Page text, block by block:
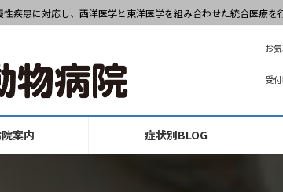
疾患に対応し、西洋医学と東洋医学を組み合わせた統合医療を
お
受
案内 症状別BLOG